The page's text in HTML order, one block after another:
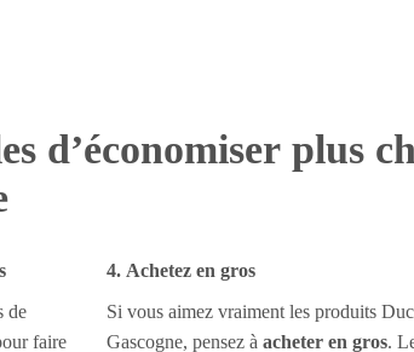
d’économiser plus
de
faire
4. Achetez en gros
Si vous aimez vraiment les produits
Gascogne, pensez à acheter en gros.